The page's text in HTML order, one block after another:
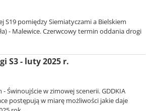
pomiędzy Siemiatyczami a Bielskiem
- Malewice. Czerwcowy termin oddania drogi
S3 - luty 2025 r.
Świnoujście w zimowej scenerii. GDDKIA
postępują w miarę możliwości jakie daje